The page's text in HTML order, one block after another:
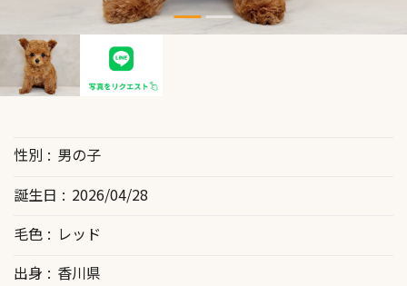
性別
男の子
誕生日
2026/04/28
毛色
レッド
出身
香川県